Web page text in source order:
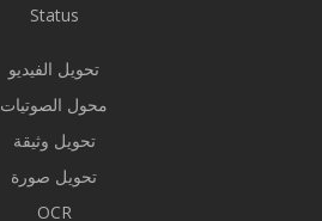
Status
تحويل الفيديو
محول الصوتيات
تحويل وثيقة
تحويل صورة
OCR